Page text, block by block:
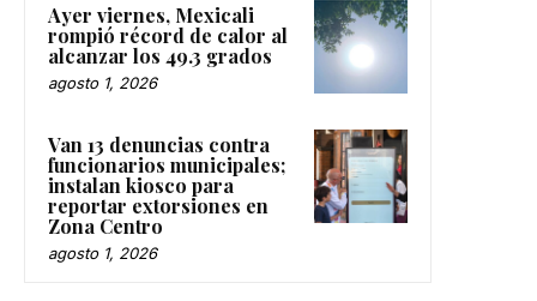
Ayer viernes, Mexicali
rompió récord de calor al
alcanzar los 49.3 grados
agosto 1, 2026
Van 13 denuncias contra
funcionarios municipales;
instalan kiosco para
reportar extorsiones en
Zona Centro
agosto 1, 2026